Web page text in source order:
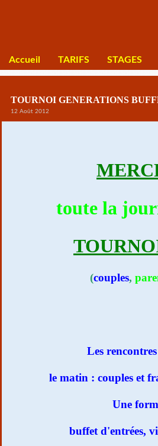
Accueil TARIFS STAGES
TOURNOI GENERATIONS
12 Août 2012
toute la
(couples,
Les
le matin : couples et
Une
buffet d'entrées,